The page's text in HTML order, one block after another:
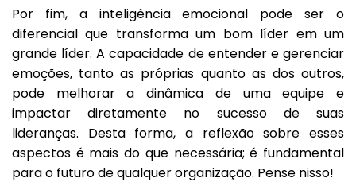
Por fim, a inteligência emocional pode ser o
diferencial que transforma um bom líder em um
grande líder. A capacidade de entender e gerenciar
emoções, tanto as próprias quanto as dos outros,
pode melhorar a dinâmica de uma equipe e
impactar diretamente no sucesso de suas
lideranças. Desta forma, a reflexão sobre esses
aspectos é mais do que necessária; é fundamental
para o futuro de qualquer organização. Pense nisso!